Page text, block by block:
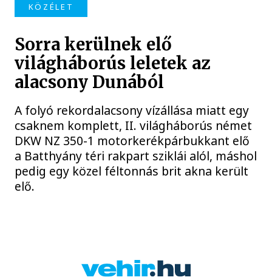
KÖZÉLET
Sorra kerülnek elő
világháborús leletek az
alacsony Dunából
A folyó rekordalacsony vízállása miatt egy
csaknem komplett, II. világháborús német
DKW NZ 350-1 motorkerékpárbukkant elő
a Batthyány téri rakpart sziklái alól, máshol
pedig egy közel féltonnás brit akna került
elő.